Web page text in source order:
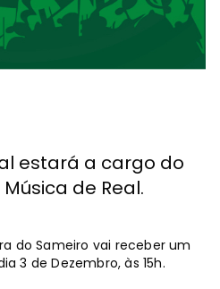
estará a cargo do
de Real.
do Sameiro vai receber um
3 de Dezembro, às 15h.